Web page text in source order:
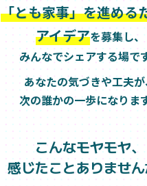
「とも家事」を進める
アイデアを募集し、
みんなでシェアする場で
あなたの気づきや工夫が
次の誰かの一歩になりま
こんなモヤモヤ、
感じたことありませ